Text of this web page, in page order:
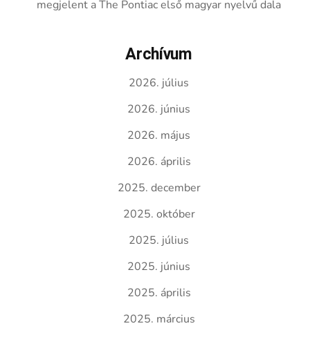
megjelent a The Pontiac első magyar nyelvű dala
Archívum
2026. július
2026. június
2026. május
2026. április
2025. december
2025. október
2025. július
2025. június
2025. április
2025. március